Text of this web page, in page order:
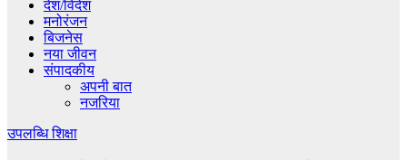
देश/विदेश
मनोरंजन
बिजनेस
नया जीवन
संपादकीय
अपनी बात
नजरिया
उपलब्धिशिक्षा